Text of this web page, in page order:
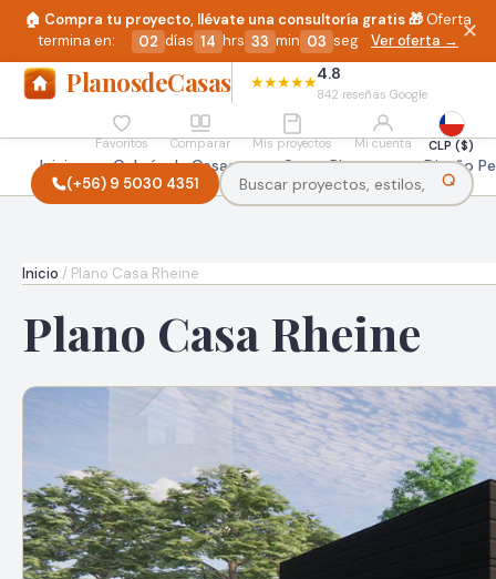
🏠 Compra tu proyecto, llévate una consultoría gratis 🎁Oferta
termina en:
02 días 14 hrs 33 min 02 seg Ver oferta → ✕
PlanosdeCasas ★★★★★4.8
842 reseñas Google
Favoritos Comparar Mis proyectos Mi cuenta CLP ($)
(+56) 9 5030 4351
Inicio Galería de Casas Otros Planos Diseño
Inicio / Plano Casa Rheine
Plano Casa Rheine